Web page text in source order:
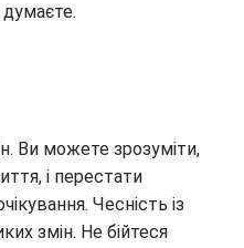
Ви можете зрозуміти,
і перестати
Чесність із
змін. Не бійтеся